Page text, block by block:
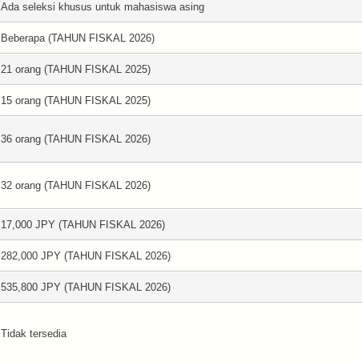
Ada seleksi khusus untuk mahasiswa asing
Beberapa (TAHUN FISKAL 2026)
21 orang (TAHUN FISKAL 2025)
15 orang (TAHUN FISKAL 2025)
36 orang (TAHUN FISKAL 2026)
32 orang (TAHUN FISKAL 2026)
17,000 JPY (TAHUN FISKAL 2026)
282,000 JPY (TAHUN FISKAL 2026)
535,800 JPY (TAHUN FISKAL 2026)
Tidak tersedia